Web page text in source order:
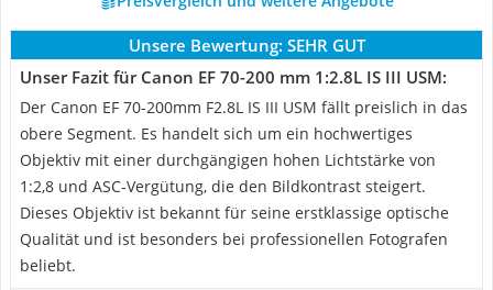
Unsere Bewertung: SEHR GUT
Unser Fazit für Canon EF 70-200 mm 1:2.8L IS III USM:
Der Canon EF 70-200mm F2.8L IS III USM fällt preislich in das
obere Segment. Es handelt sich um ein hochwertiges
Objektiv mit einer durchgängigen hohen Lichtstärke von
1:2,8 und ASC-Vergütung, die den Bildkontrast steigert.
Dieses Objektiv ist bekannt für seine erstklassige optische
Qualität und ist besonders bei professionellen Fotografen
beliebt.